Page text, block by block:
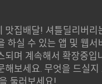
맛집배달! 셔틀딜리버
하실 수 있는 앱 및 웹서
되며 계속해서 확장중입
해보세요. 무엇을 드실
둘러보세요!